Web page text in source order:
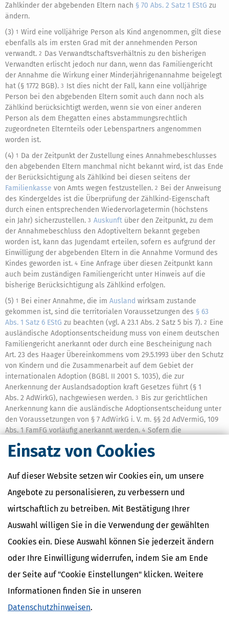
Einsatz von Cookies
Auf dieser Website setzen wir Cookies ein, um unsere
Angebote zu personalisieren, zu verbessern und
wirtschaftlich zu betreiben. Mit Bestätigung Ihrer
Auswahl willigen Sie in die Verwendung der gewählten
Cookies ein. Diese Auswahl können Sie jederzeit ändern
oder Ihre Einwilligung widerrufen, indem Sie am Ende
der Seite auf "Cookie Einstellungen" klicken. Weitere
Informationen finden Sie in unseren
Datenschutzhinweisen.
Zahlkinder der abgebenden Eltern nach § 70 Abs. 2 Satz 1 EStG zu
ändern.
(3) 1 Wird eine volljährige Person als Kind angenommen, gilt diese
ebenfalls als im ersten Grad mit der annehmenden Person
verwandt. 2 Das Verwandtschaftsverhältnis zu den bisherigen
Verwandten erlischt jedoch nur dann, wenn das Familiengericht
der Annahme die Wirkung einer Minderjährigenannahme beigelegt
hat (§ 1772 BGB). 3 Ist dies nicht der Fall, kann eine volljährige
Person bei den abgebenden Eltern somit auch dann noch als
Zählkind berücksichtigt werden, wenn sie von einer anderen
Person als dem Ehegatten eines abstammungsrechtlich
zugeordneten Elternteils oder Lebenspartners angenommen
worden ist.
(4) 1 Da der Zeitpunkt der Zustellung eines Annahmebeschlusses
den abgebenden Eltern manchmal nicht bekannt wird, ist das Ende
der Berücksichtigung als Zählkind bei diesen seitens der
Familienkasse von Amts wegen festzustellen. 2 Bei der Anweisung
des Kindergeldes ist die Überprüfung der Zählkind-Eigenschaft
durch einen entsprechenden Wiedervorlagetermin (höchstens
ein Jahr) sicherzustellen. 3 Auskunft über den Zeitpunkt, zu dem
der Annahmebeschluss den Adoptiveltern bekannt gegeben
worden ist, kann das Jugendamt erteilen, sofern es aufgrund der
Einwilligung der abgebenden Eltern in die Annahme Vormund des
Kindes geworden ist. 4 Eine Anfrage über diesen Zeitpunkt kann
auch beim zuständigen Familiengericht unter Hinweis auf die
bisherige Berücksichtigung als Zählkind erfolgen.
(5) 1 Bei einer Annahme, die im Ausland wirksam zustande
gekommen ist, sind die territorialen Voraussetzungen des § 63
Abs. 1 Satz 6 EStG zu beachten (vgl. A 23.1 Abs. 2 Satz 5 bis 7). 2 Eine
ausländische Adoptionsentscheidung muss von einem deutschen
Familiengericht anerkannt oder durch eine Bescheinigung nach
Art. 23 des Haager Übereinkommens vom 29.5.1993 über den Schutz
von Kindern und die Zusammenarbeit auf dem Gebiet der
internationalen Adoption (BGBl. II 2001 S. 1035), die zur
Anerkennung der Auslandsadoption kraft Gesetzes führt (§ 1
Abs. 2 AdWirkG), nachgewiesen werden. 3 Bis zur gerichtlichen
Anerkennung kann die ausländische Adoptionsentscheidung unter
den Voraussetzungen von § 7 AdWirkG i. V. m. §§ 2d AdVermiG, 109
Abs. 1 FamFG vorläufig anerkannt werden.4 Sofern die
Voraussetzungen für eine Berücksichtigung als Pflegekind
vorliegen (vgl. A 11), kann eine Prüfung der vorläufigen
zwischen abgebenden Eltern und aufnehmenden Eltern sind
Zur Wahrung der Vertraulichkeit wird die
Adoptionsvermittlungsstelle i. d. R. auf die Bekanntgabe des
Namens und der Anschrift der abgebenden Eltern verzichten (vgl.
Aus diesem Grund kommt der Austausch von
Kontrollmitteilungen regelmäßig nicht in Betracht.3 Zur
Vermeidung von Doppelfestsetzungen ist V 6.3 Abs. 3 zu beachten.
Sollten der für die künftigen Adoptiveltern zuständigen
Familienkasseausnahmsweise Angaben zu den abgebenden Eltern
bekannt sein, wodurch ein Austausch von Kontrollmitteilungen
Eltern oder der Pflege- bzw. künftigen Adoptiveltern den jeweils